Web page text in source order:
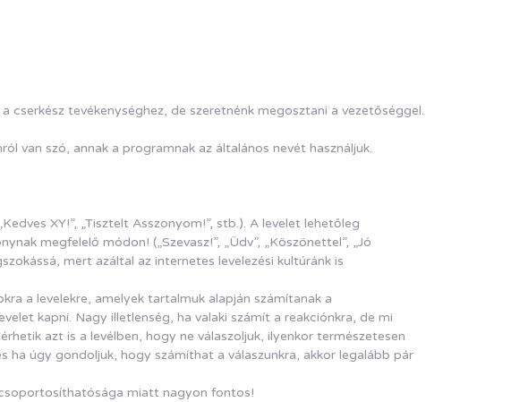
cserkész tevékenységhez, de szeretnénk megosztani a vezetőséggel.
van szó, annak a programnak az általános nevét használjuk.
XY!”, „Tisztelt Asszonyom!”, stb.). A levelet lehetőleg
megfelelő módon! („Szevasz!”, „Üdv”, „Köszönettel”, „Jó
mert azáltal az internetes levelezési kultúránk is
a levelekre, amelyek tartalmuk alapján számítanak a
kapni. Nagy illetlenség, ha valaki számít a reakciónkra, de mi
azt is a levélben, hogy ne válaszoljuk, ilyenkor természetesen
ha úgy gondoljuk, hogy számíthat a válaszunkra, akkor legalább pár
miatt nagyon fontos!